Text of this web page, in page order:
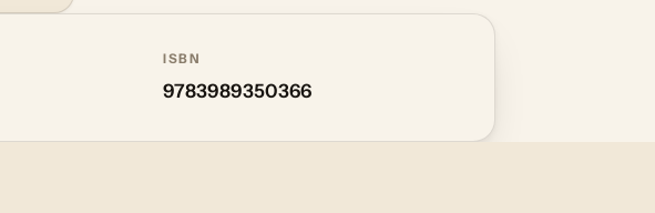
ISBN
9783989350366